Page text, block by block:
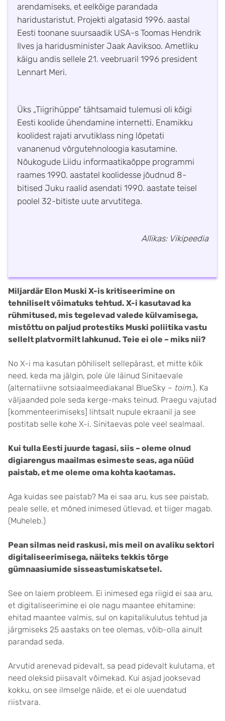
arendamiseks, et eelkõige parandada
haridustaristut. Projekti algatasid 1996. aastal
Eesti toonane suursaadik USA-s Toomas Hendrik
Ilves ja haridusminister Jaak Aaviksoo. Ametliku
käigu andis sellele 21. veebruaril 1996 president
Lennart Meri.
Üks „Tiigrihüppe“ tähtsamaid tulemusi oli kõigi
Eesti koolide ühendamine internetti. Enamikku
koolidest rajati arvutiklass ning lõpetati
vananenud võrgutehnoloogia kasutamine.
Nõukogude Liidu informaatikaõppe programmi
raames 1990. aastatel koolidesse jõudnud 8-
bitised Juku raalid asendati 1990. aastate teisel
poolel 32-bitiste uute arvutitega.
Allikas: Vikipeedia
Miljardär Elon Muski X-is kritiseerimine on
tehniliselt võimatuks tehtud. X-i kasutavad ka
rühmitused, mis tegelevad valede külvamisega,
mistõttu on paljud protestiks Muski poliitika vastu
sellelt platvormilt lahkunud. Teie ei ole – miks nii?
No X-i ma kasutan põhiliselt sellepärast, et mitte kõik
need, keda ma jälgin, pole üle läinud Sinitaevale
(alternatiivne sotsiaalmeediakanal BlueSky – toim.). Ka
väljaanded pole seda kerge-maks teinud. Praegu vajutad
[kommenteerimiseks] lihtsalt nupule ekraanil ja see
postitab selle kohe X-i. Sinitaevas pole veel sealmaal.
Kui tulla Eesti juurde tagasi, siis – oleme olnud
digiarengus maailmas esimeste seas, aga nüüd
paistab, et me oleme oma kohta kaotamas.
Aga kuidas see paistab? Ma ei saa aru, kus see paistab,
peale selle, et mõned inimesed ütlevad, et tiiger magab.
(Muheleb.)
Pean silmas neid raskusi, mis meil on avaliku sektori
digitaliseerimisega, näiteks tekkis tõrge
gümnaasiumide sisseastumiskatsetel.
See on laiem probleem. Ei inimesed ega riigid ei saa aru,
et digitaliseerimine ei ole nagu maantee ehitamine:
ehitad maantee valmis, sul on kapitalikulutus tehtud ja
järgmiseks 25 aastaks on tee olemas, võib-olla ainult
parandad seda.
Arvutid arenevad pidevalt, sa pead pidevalt kulutama, et
need oleksid piisavalt võimekad. Kui asjad jooksevad
kokku, on see ilmselge näide, et ei ole uuendatud
riistvara.